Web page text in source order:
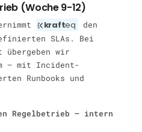
(Woche 9-12)
krafteq
den
SLAs. Bei
übergeben wir
— mit Incident-
Runbooks und
Regelbetrieb — intern